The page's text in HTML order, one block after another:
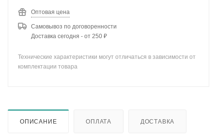
Оптовая цена
Самовывоз по договоренности
Доставка сегодня - от 250 ₽
Технические характеристики могут отличаться в зависимости от
комплектации товара
ОПИСАНИЕ ОПЛАТА ДОСТАВКА